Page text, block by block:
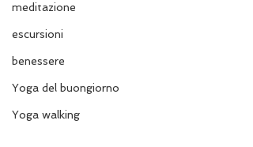
meditazione
escursioni
benessere
Yoga del buongiorno
Yoga walking